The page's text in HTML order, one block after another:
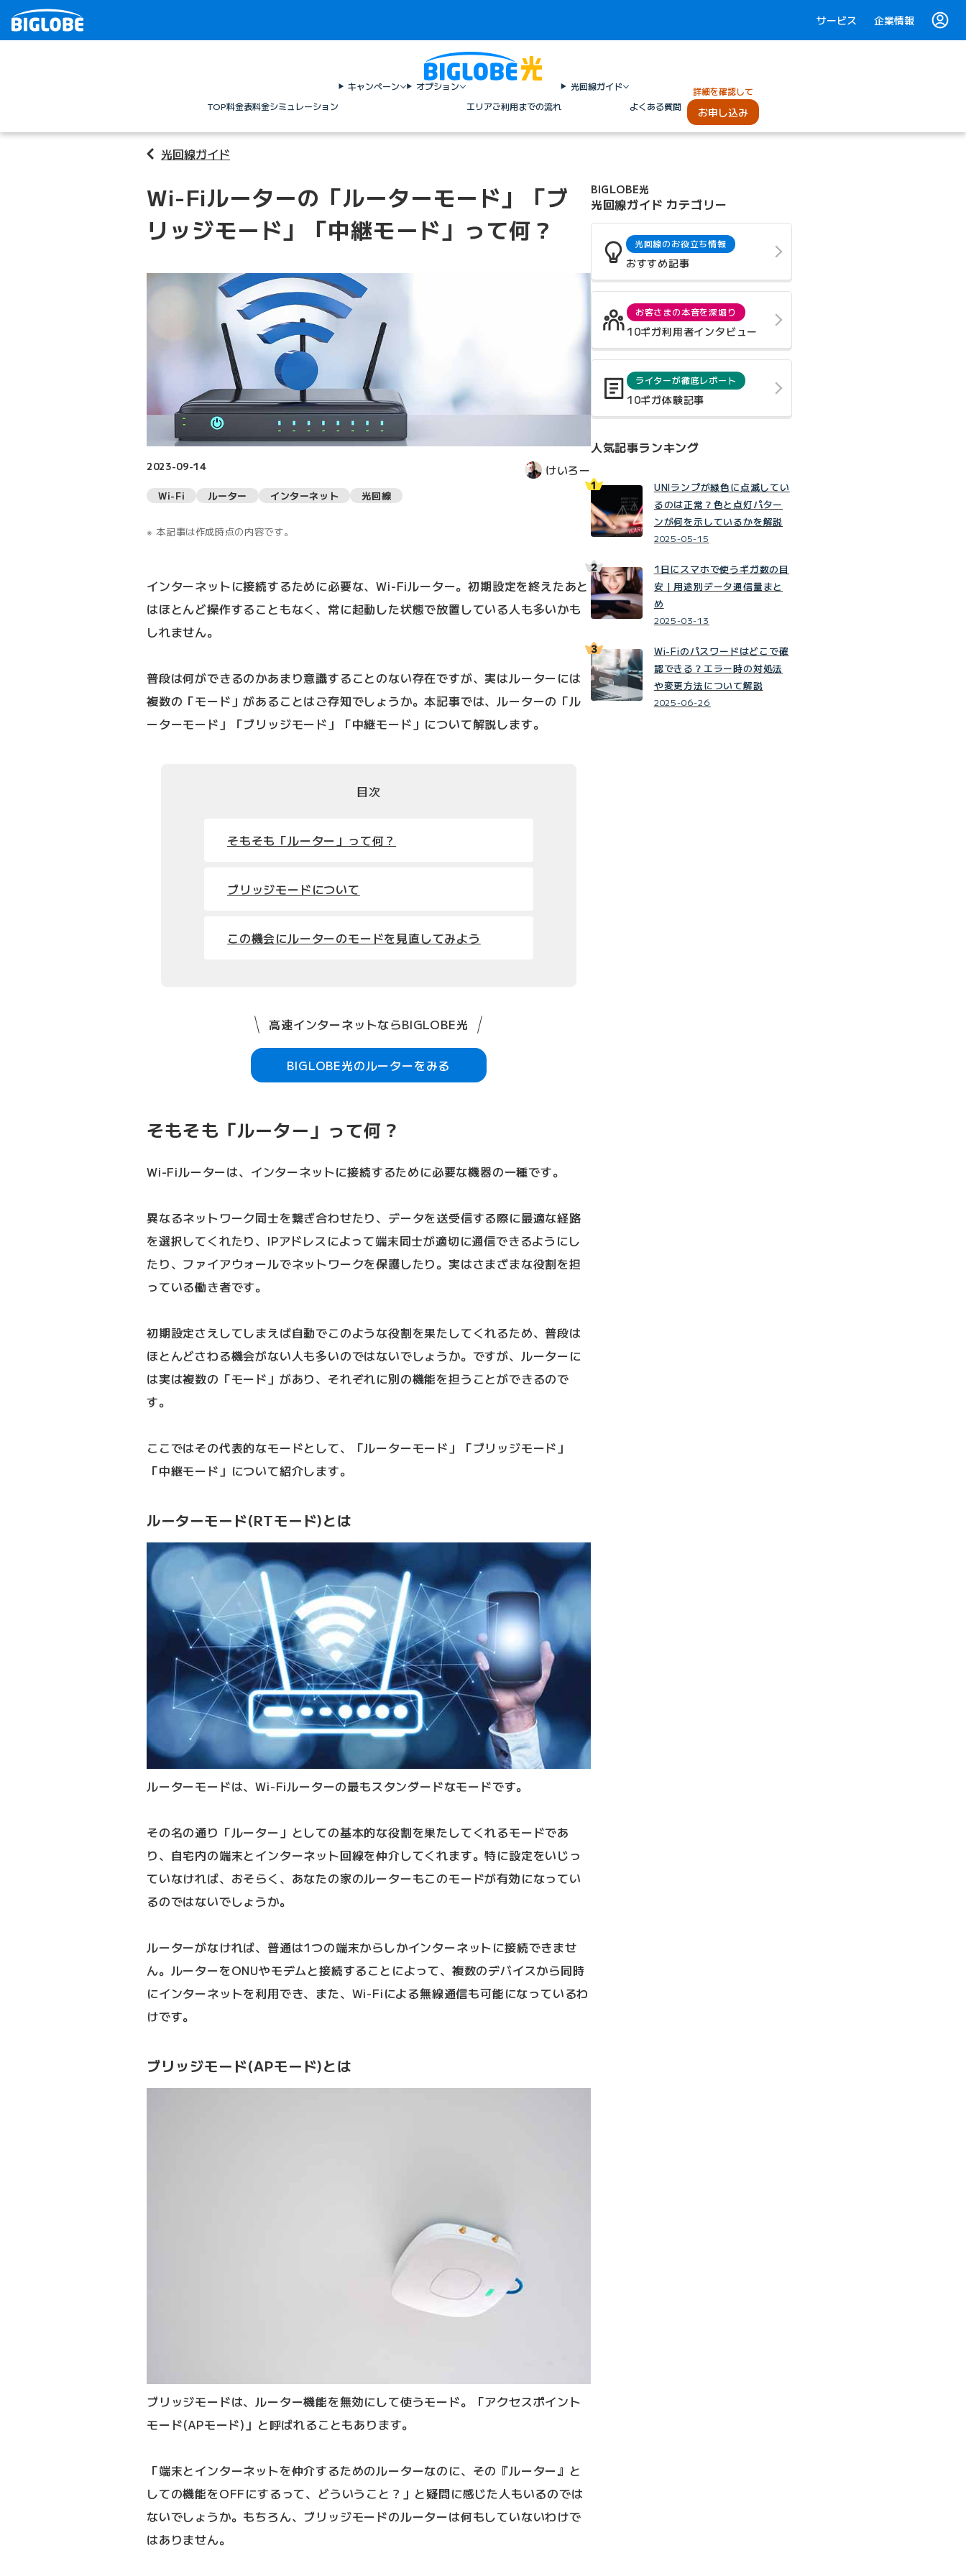
サービス 企業情報
TOP料金表料金シミュレーション
キャンペーン
オプション
エリアご利用までの流れ
光回線ガイド
よくある質問
詳細を確認して
お申し込み
光回線ガイド
Wi-Fiルーターの「ルーターモード」「ブ
リッジモード」「中継モード」って何？
2023-09-14 けいろー
Wi-Fi ルーター インターネット 光回線
本記事は作成時点の内容です。
インターネットに接続するために必要な、Wi-Fiルーター。初期設定を終えたあと
はほとんど操作することもなく、常に起動した状態で放置している人も多いかも
しれません。
普段は何ができるのかあまり意識することのない存在ですが、実はルーターには
複数の「モード」があることはご存知でしょうか。本記事では、ルーターの「ル
ーターモード」「ブリッジモード」「中継モード」について解説します。
目次
そもそも「ルーター」って何？
ブリッジモードについて
この機会にルーターのモードを見直してみよう
高速インターネットならBIGLOBE光
BIGLOBE光のルーターをみる
そもそも「ルーター」って何？
Wi-Fiルーターは、インターネットに接続するために必要な機器の一種です。
異なるネットワーク同士を繋ぎ合わせたり、データを送受信する際に最適な経路
を選択してくれたり、IPアドレスによって端末同士が適切に通信できるようにし
たり、ファイアウォールでネットワークを保護したり。実はさまざまな役割を担
っている働き者です。
初期設定さえしてしまえば自動でこのような役割を果たしてくれるため、普段は
ほとんどさわる機会がない人も多いのではないでしょうか。ですが、ルーターに
は実は複数の「モード」があり、それぞれに別の機能を担うことができるので
す。
ここではその代表的なモードとして、「ルーターモード」「ブリッジモード」
「中継モード」について紹介します。
ルーターモード(RTモード)とは
ルーターモードは、Wi-Fiルーターの最もスタンダードなモードです。
その名の通り「ルーター」としての基本的な役割を果たしてくれるモードであ
り、自宅内の端末とインターネット回線を仲介してくれます。特に設定をいじっ
ていなければ、おそらく、あなたの家のルーターもこのモードが有効になってい
るのではないでしょうか。
ルーターがなければ、普通は1つの端末からしかインターネットに接続できませ
ん。ルーターをONUやモデムと接続することによって、複数のデバイスから同時
にインターネットを利用でき、また、Wi-Fiによる無線通信も可能になっているわ
けです。
ブリッジモード(APモード)とは
ブリッジモードは、ルーター機能を無効にして使うモード。「アクセスポイント
モード(APモード)」と呼ばれることもあります。
「端末とインターネットを仲介するためのルーターなのに、その『ルーター』と
しての機能をOFFにするって、どういうこと？」と疑問に感じた人もいるのでは
ないでしょうか。もちろん、ブリッジモードのルーターは何もしていないわけで
はありません。
BIGLOBE光
光回線ガイド カテゴリー
光回線のお役立ち情報
おすすめ記事
お客さまの本音を深堀り
10ギガ利用者インタビュー
ライターが徹底レポート
10ギガ体験記事
人気記事ランキング
UNIランプが緑色に点滅してい
るのは正常？色と点灯パター
ンが何を示しているかを解説
2025-05-15
1日にスマホで使うギガ数の目
安｜用途別データ通信量まと
め
2025-03-13
Wi-Fiのパスワードはどこで確
認できる？エラー時の対処法
や変更方法について解説
2025-06-26